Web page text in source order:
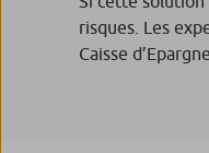
risques. Les
Caisse